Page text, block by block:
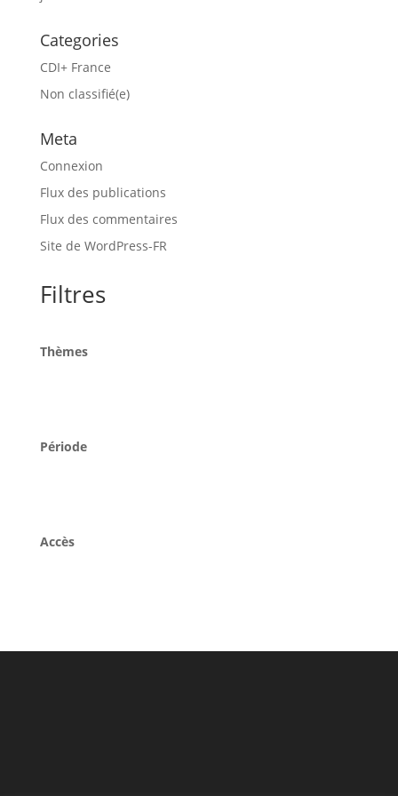
Categories
CDI+ France
Non classifié(e)
Meta
Connexion
Flux des publications
Flux des commentaires
Site de WordPress-FR
Filtres
Thèmes
Période
Accès